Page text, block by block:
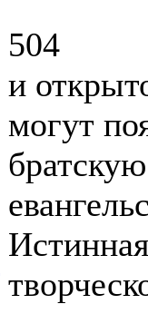
504
и
могут